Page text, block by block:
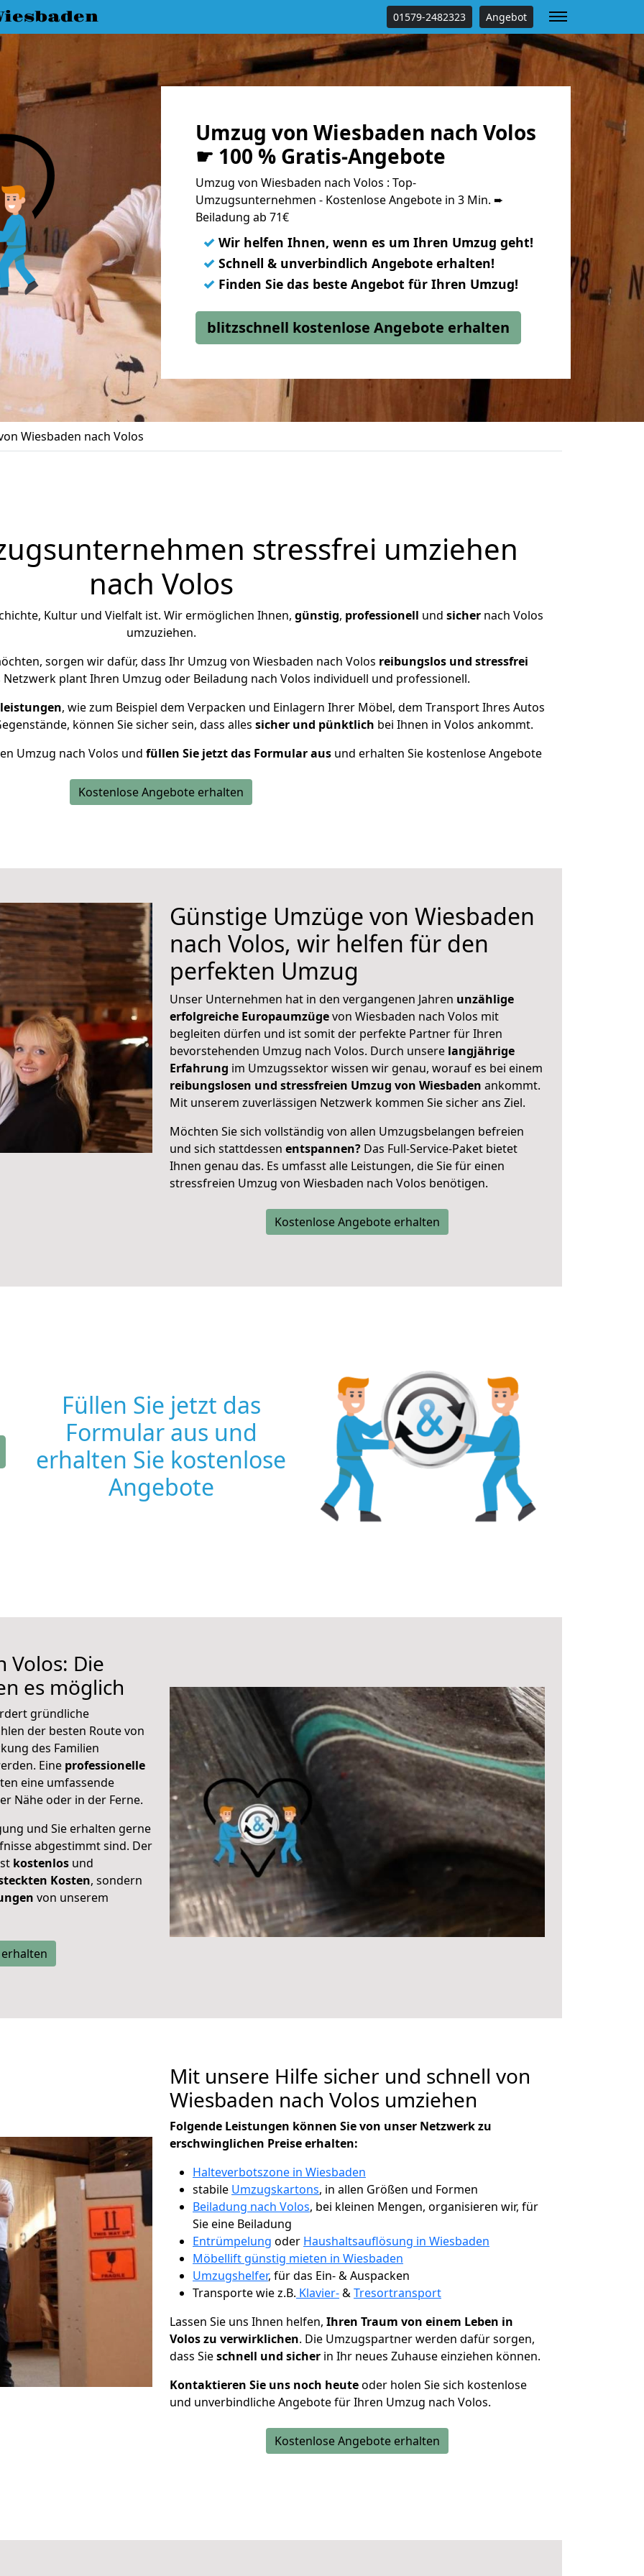
01579-2482323 Angebot
Umzug von Wiesbaden nach Volos
☛ 100 % Gratis-Angebote
Umzug von Wiesbaden nach Volos : Top-
Umzugsunternehmen - Kostenlose Angebote in 3 Min. ➨
Beiladung ab 71€
✓ Wir helfen Ihnen, wenn es um Ihren Umzug geht!
✓ Schnell & unverbindlich Angebote erhalten!
✓ Finden Sie das beste Angebot für Ihren Umzug!
blitzschnell kostenlose Angebote erhalten
Wiesbaden nach Volos
stressfrei umziehen
nach Volos
Kultur und Vielfalt ist. Wir ermöglichen Ihnen, günstig, professionell und sicher nach Volos
umzuziehen.
sorgen wir dafür, dass Ihr Umzug von Wiesbaden nach Volos reibungslos und stressfrei
plant Ihren Umzug oder Beiladung nach Volos individuell und professionell.
, wie zum Beispiel dem Verpacken und Einlagern Ihrer Möbel, dem Transport Ihres Autos
können Sie sicher sein, dass alles sicher und pünktlich bei Ihnen in Volos ankommt.
Umzug nach Volos und füllen Sie jetzt das Formular aus und erhalten Sie kostenlose Angebote
Kostenlose Angebote erhalten
Günstige Umzüge von Wiesbaden
nach Volos, wir helfen für den
perfekten Umzug
Unser Unternehmen hat in den vergangenen Jahren unzählige
erfolgreiche Europaumzügevon Wiesbaden nach Volos mit
begleiten dürfen und ist somit der perfekte Partner für Ihren
bevorstehenden Umzug nach Volos. Durch unsere langjährige
Erfahrung im Umzugssektor wissen wir genau, worauf es bei einem
reibungslosen und stressfreien Umzug von Wiesbaden ankommt.
Mit unserem zuverlässigen Netzwerk kommen Sie sicher ans Ziel.
Möchten Sie sich vollständig von allen Umzugsbelangen befreien
und sich stattdessen entspannen? Das Full-Service-Paket bietet
Ihnen genau das. Es umfasst alle Leistungen, die Sie für einen
stressfreien Umzug von Wiesbaden nach Volos benötigen.
Kostenlose Angebote erhalten
Füllen Sie jetzt das
Formular aus und
erhalten Sie kostenlose
Angebote
Volos: Die
es möglich
gründliche
der besten Route von
des Familien
Eine professionelle
eine umfassende
Nähe oder in der Ferne.
und Sie erhalten gerne
abgestimmt sind. Der
kostenlos und
Kosten, sondern
von unserem
Mit unsere Hilfe sicher und schnell von
Wiesbaden nach Volos umziehen
Folgende Leistungen können Sie von unser Netzwerk zu
erschwinglichen Preise erhalten:
Halteverbotszone in Wiesbaden
stabile Umzugskartons, in allen Größen und Formen
Beiladung nach Volos, bei kleinen Mengen, organisieren wir, für
Sie eine Beiladung
Entrümpelung oder Haushaltsauflösung in Wiesbaden
Möbellift günstig mieten in Wiesbaden
Umzugshelfer, für das Ein- & Auspacken
Transporte wie z.B. Klavier-&Tresortransport
Lassen Sie uns Ihnen helfen, Ihren Traum von einem Leben in
Volos zu verwirklichen. Die Umzugspartner werden dafür sorgen,
dass Sieschnell und sicher in Ihr neues Zuhause einziehen können.
Kontaktieren Sie uns noch heuteoder holen Sie sich kostenlose
und unverbindliche Angebote für Ihren Umzug nach Volos.
Kostenlose Angebote erhalten